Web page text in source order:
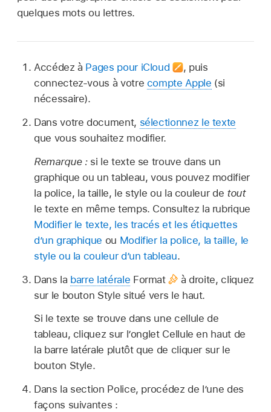
quelques mots ou lettres.
Accédez à Pages pour iCloud , puis
connectez-vous à votre compte Apple (si
nécessaire).
Dans votre document, sélectionnez le texte
que vous souhaitez modifier.
Remarque : si le texte se trouve dans un
graphique ou un tableau, vous pouvez modifier
la police, la taille, le style ou la couleur de tout
le texte en même temps. Consultez la rubrique
Modifier le texte, les tracés et les étiquettes
d’un graphique ou Modifier la police, la taille, le
style ou la couleur d’un tableau.
Dans la barre latérale Format
à droite, cliquez
sur le bouton Style situé vers le haut.
Si le texte se trouve dans une cellule de
tableau, cliquez sur l’onglet Cellule en haut de
la barre latérale plutôt que de cliquer sur le
bouton Style.
Dans la section Police, procédez de l’une des
façons suivantes :